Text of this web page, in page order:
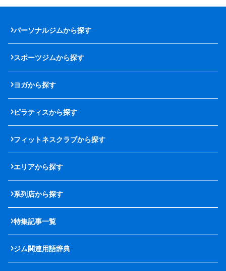
パーソナルジムから探す
スポーツジムから探す
ヨガから探す
ピラティスから探す
フィットネスクラブから探す
エリアから探す
系列店から探す
特集記事一覧
ジム関連用語辞典